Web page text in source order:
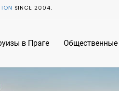
SINCE 2004.
в Праге